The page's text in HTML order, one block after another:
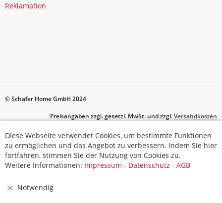
Reklamation
© Schäfer Home GmbH 2024
Preisangaben zzgl. gesetzl. MwSt. und zzgl.Versandkosten
Diese Webseite verwendet Cookies, um bestimmte Funktionen
zu ermöglichen und das Angebot zu verbessern. Indem Sie hier
fortfahren, stimmen Sie der Nutzung von Cookies zu.
Weitere Informationen: Impressum - Datenschutz - AGB
Notwendig
Diese Webseite verwendet Cookies, um bestimmte Funktionen
zu ermöglichen und das Angebot zu verbessern. Indem Sie hier
fortfahren, stimmen Sie der Nutzung von Cookies zu.
Weitere Informationen: Impressum - Datenschutz - AGB
Notwendig